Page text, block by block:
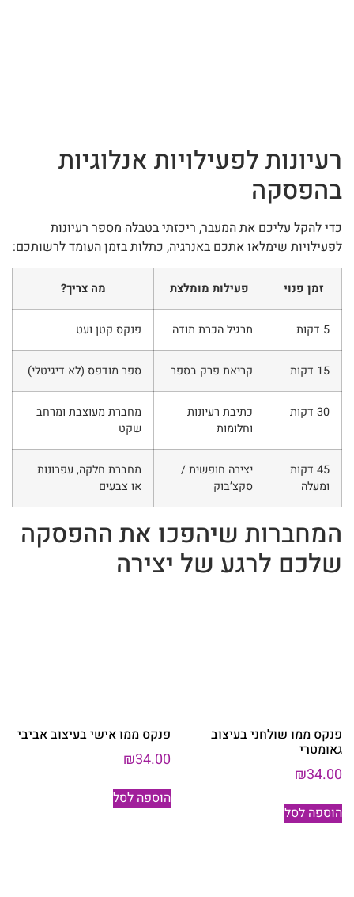
רעיונות לפעילויות אנלוגיות
בהפסקה
כדי להקל עליכם את המעבר, ריכזתי בטבלה מספר רעיונות
לפעילויות שימלאו אתכם באנרגיה, כתלות בזמן העומד לרשותכם:
זמן פנוי פעילות מומלצת מה צריך?
5 דקות תרגיל הכרת תודה פנקס קטן ועט
15 דקות קריאת פרק בספר ספר מודפס (לא דיגיטלי)
30 דקות
כתיבת רעיונות
וחלומות
מחברת מעוצבת ומרחב
שקט
45 דקות
ומעלה
יצירה חופשית /
סקצ’בוק
מחברת חלקה, עפרונות
או צבעים
המחברות שיהפכו את ההפסקה
שלכם לרגע של יצירה
פנקס ממו שולחני בעיצוב
גאומטרי
₪34.00
הוספה לסל
פנקס ממו אישי בעיצוב אביבי
₪34.00
הוספה לסל